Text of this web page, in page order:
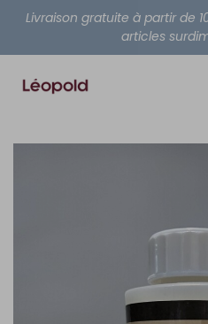
Livraison gratuite à partir de
articles